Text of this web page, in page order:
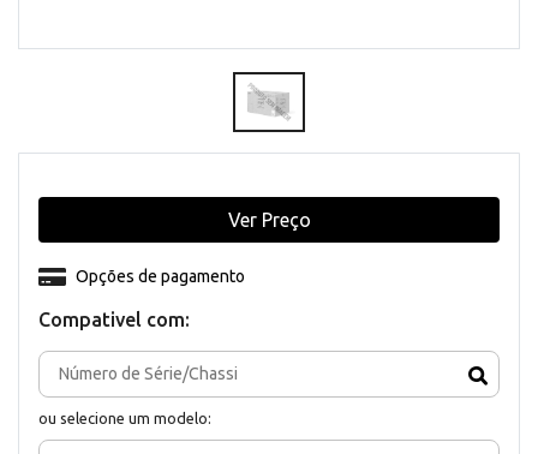
Compativel com:
ou selecione um modelo:
Opções de pagamento
Ver Preço